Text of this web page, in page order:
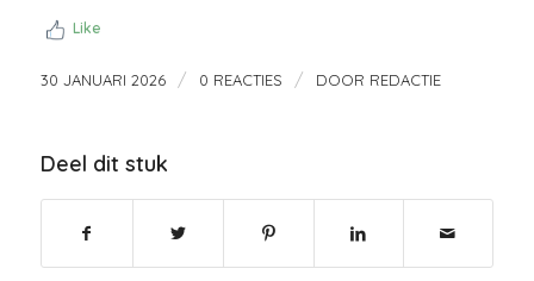
Like
30 JANUARI 2026 / 0 REACTIES / DOOR REDACTIE
Deel dit stuk